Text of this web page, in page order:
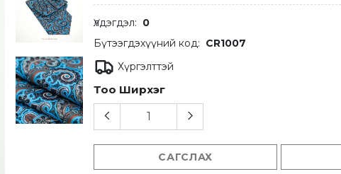
Үлдэгдэл: 0
Бүтээгдэхүүний код: CR1007
Хүргэлттэй
Тоо Ширхэг
САГСЛАХ